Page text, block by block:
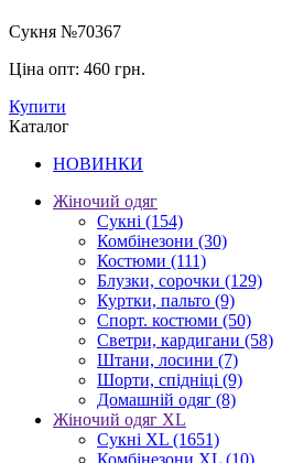
Сукня №70367
Ціна опт: 460 грн.
Купити
Каталог
НОВИНКИ
Жіночий одяг
Сукні (154)
Комбінезони (30)
Костюми (111)
Блузки, сорочки (129)
Куртки, пальто (9)
Спорт. костюми (50)
Светри, кардигани (58)
Штани, лосини (7)
Шорти, спідніці (9)
Домашній одяг (8)
Жіночий одяг XL
Cукні XL (1651)
Комбінезони XL (10)